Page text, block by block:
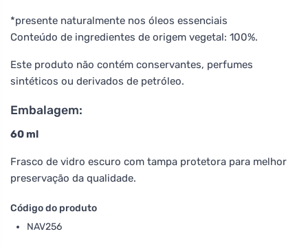
*presente naturalmente nos óleos essenciais
Conteúdo de ingredientes de origem vegetal: 100%.
Este produto não contém conservantes, perfumes
sintéticos ou derivados de petróleo.
Embalagem:
60 ml
Frasco de vidro escuro com tampa protetora para melhor
preservação da qualidade.
Código do produto
NAV256